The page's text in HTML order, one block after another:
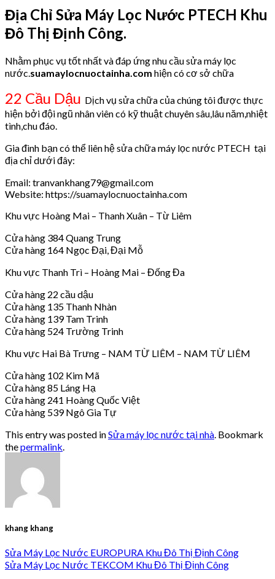
Địa Chỉ Sửa Máy Lọc Nước PTECH Khu
Đô Thị Định Công.
Nhằm phục vụ tốt nhất và đáp ứng nhu cầu sửa máy lọc
nước. suamaylocnuoctainha.com hiện có cơ sở chữa
22 Cầu Dậu Dịch vụ sửa chữa của chúng tôi được thực
hiện bởi đội ngũ nhân viên có kỹ thuật chuyên sâu,lâu năm,nhiệt
tình,chu đáo.
Gia đình bạn có thể liên hệ sửa chữa máy lọc nước PTECH tại
địa chỉ dưới đây:
Email: tranvankhang79@gmail.com
Website: https://suamaylocnuoctainha.com
Khu vực Hoàng Mai – Thanh Xuân – Từ Liêm
Cửa hàng 384 Quang Trung
Cửa hàng 164 Ngọc Đại, Đại Mỗ
Khu vực Thanh Trì – Hoàng Mai – Đống Đa
Cửa hàng 22 cầu dậu
Cửa hàng 135 Thanh Nhàn
Cửa hàng 139 Tam Trinh
Cửa hàng 524 Trường Trinh
Khu vực Hai Bà Trưng – NAM TỪ LIÊM – NAM TỪ LIÊM
Cửa hàng 102 Kim Mã
Cửa hàng 85 Láng Hạ
Cửa hàng 241 Hoàng Quốc Việt
Cửa hàng 539 Ngô Gia Tự
This entry was posted inSửa máy lọc nước tại nhà . Bookmark
thepermalink
khang khang
Sửa Máy Lọc Nước EUROPURA Khu Đô Thị Định Công
Sửa Máy Lọc Nước TEKCOM Khu Đô Thị Định Công